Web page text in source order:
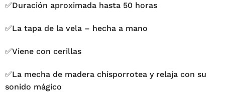
✅Duración aproximada hasta 50 horas
✅La tapa de la vela – hecha a mano
✅Viene con cerillas
✅La mecha de madera chisporrotea y relaja con su
sonido mágico